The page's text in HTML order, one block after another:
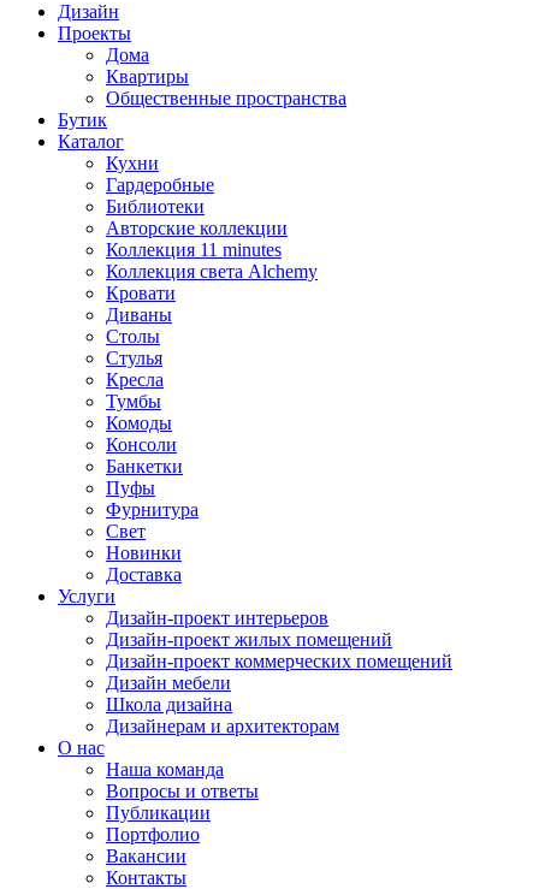
Дизайн
Проекты
Дома
Квартиры
Общественные пространства
Бутик
Каталог
Кухни
Гардеробные
Библиотеки
Авторские коллекции
Коллекция 11 minutes
Коллекция света Alchemy
Кровати
Диваны
Столы
Стулья
Кресла
Тумбы
Комоды
Консоли
Банкетки
Пуфы
Фурнитура
Свет
Новинки
Доставка
Услуги
Дизайн-проект интерьеров
Дизайн-проект жилых помещений
Дизайн-проект коммерческих помещений
Дизайн мебели
Школа дизайна
Дизайнерам и архитекторам
О нас
Наша команда
Вопросы и ответы
Публикации
Портфолио
Вакансии
Контакты